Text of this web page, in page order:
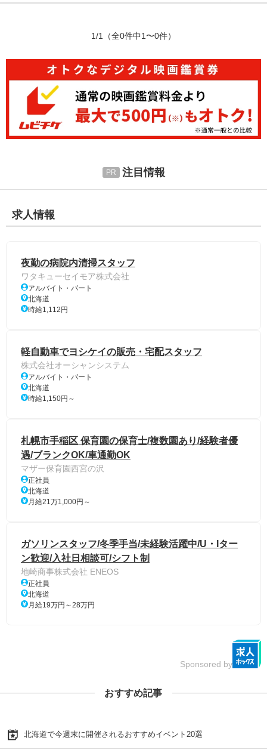
1/1 （全0件中1〜0件）
注目情報
求人情報
夜勤の病院内清掃スタッフ
ワタキューセイモア株式会社
アルバイト・パート
北海道
時給1,112円
軽自動車でヨシケイの販売・宅配スタッフ
株式会社オーシャンシステム
アルバイト・パート
北海道
時給1,150円～
札幌市手稲区 保育園の保育士/複数園あり/経験者優
遇/ブランクOK/車通勤OK
マザー保育園西宮の沢
正社員
北海道
月給21万1,000円～
ガソリンスタッフ/冬季手当/未経験活躍中/U・Iター
ン歓迎/入社日相談可/シフト制
地崎商事株式会社 ENEOS
正社員
北海道
月給19万円～28万円
Sponsored by
おすすめ記事
北海道で今週末に開催されるおすすめイベント20選